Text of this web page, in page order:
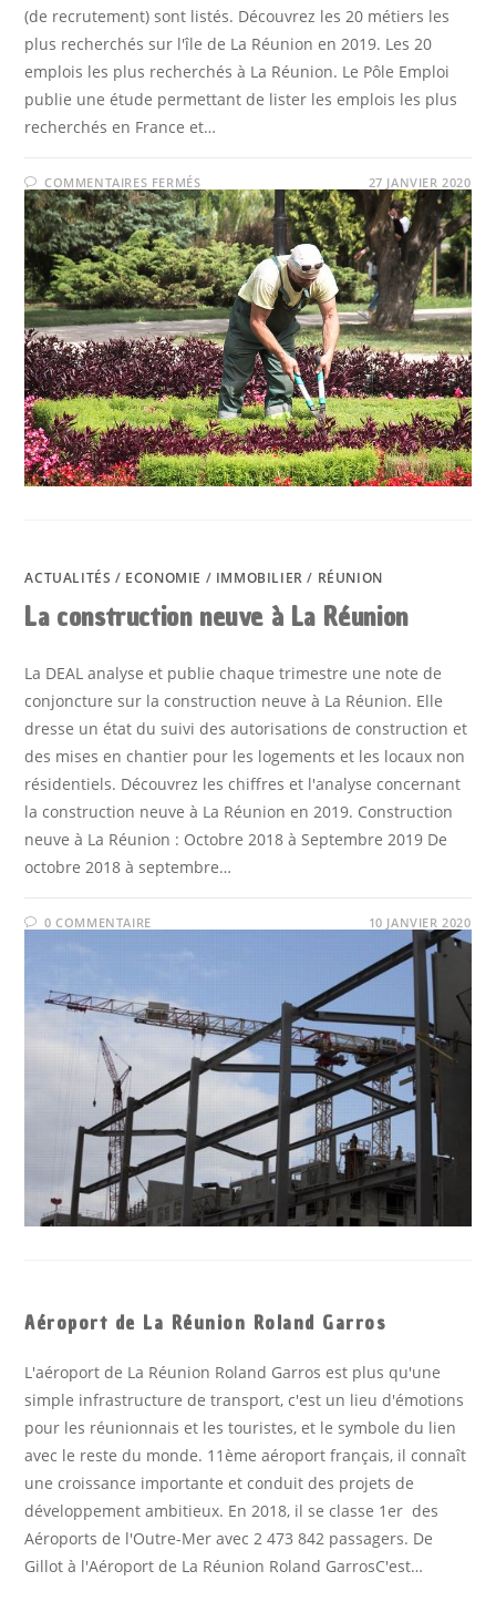
(de recrutement) sont listés. Découvrez les 20 métiers les
plus recherchés sur l'île de La Réunion en 2019. Les 20
emplois les plus recherchés à La Réunion. Le Pôle Emploi
publie une étude permettant de lister les emplois les plus
recherchés en France et…
COMMENTAIRES FERMÉSSUR
EMPLOI
À
LA
RÉUNION
:
LES
20
MÉTIERS
LES
PLUS
RECHERCHÉS
27 JANVIER 2020
ACTUALITÉS / ECONOMIE / IMMOBILIER / RÉUNION
La construction neuve à La Réunion
La DEAL analyse et publie chaque trimestre une note de
conjoncture sur la construction neuve à La Réunion. Elle
dresse un état du suivi des autorisations de construction et
des mises en chantier pour les logements et les locaux non
résidentiels. Découvrez les chiffres et l'analyse concernant
la construction neuve à La Réunion en 2019. Construction
neuve à La Réunion : Octobre 2018 à Septembre 2019 De
octobre 2018 à septembre…
0 COMMENTAIRE 10 JANVIER 2020
Aéroport de La Réunion Roland Garros
L'aéroport de La Réunion Roland Garros est plus qu'une
simple infrastructure de transport, c'est un lieu d'émotions
pour les réunionnais et les touristes, et le symbole du lien
avec le reste du monde. 11ème aéroport français, il connaît
une croissance importante et conduit des projets de
développement ambitieux. En 2018, il se classe 1er des
Aéroports de l'Outre-Mer avec 2 473 842 passagers. De
Gillot à l'Aéroport de La Réunion Roland GarrosC'est…